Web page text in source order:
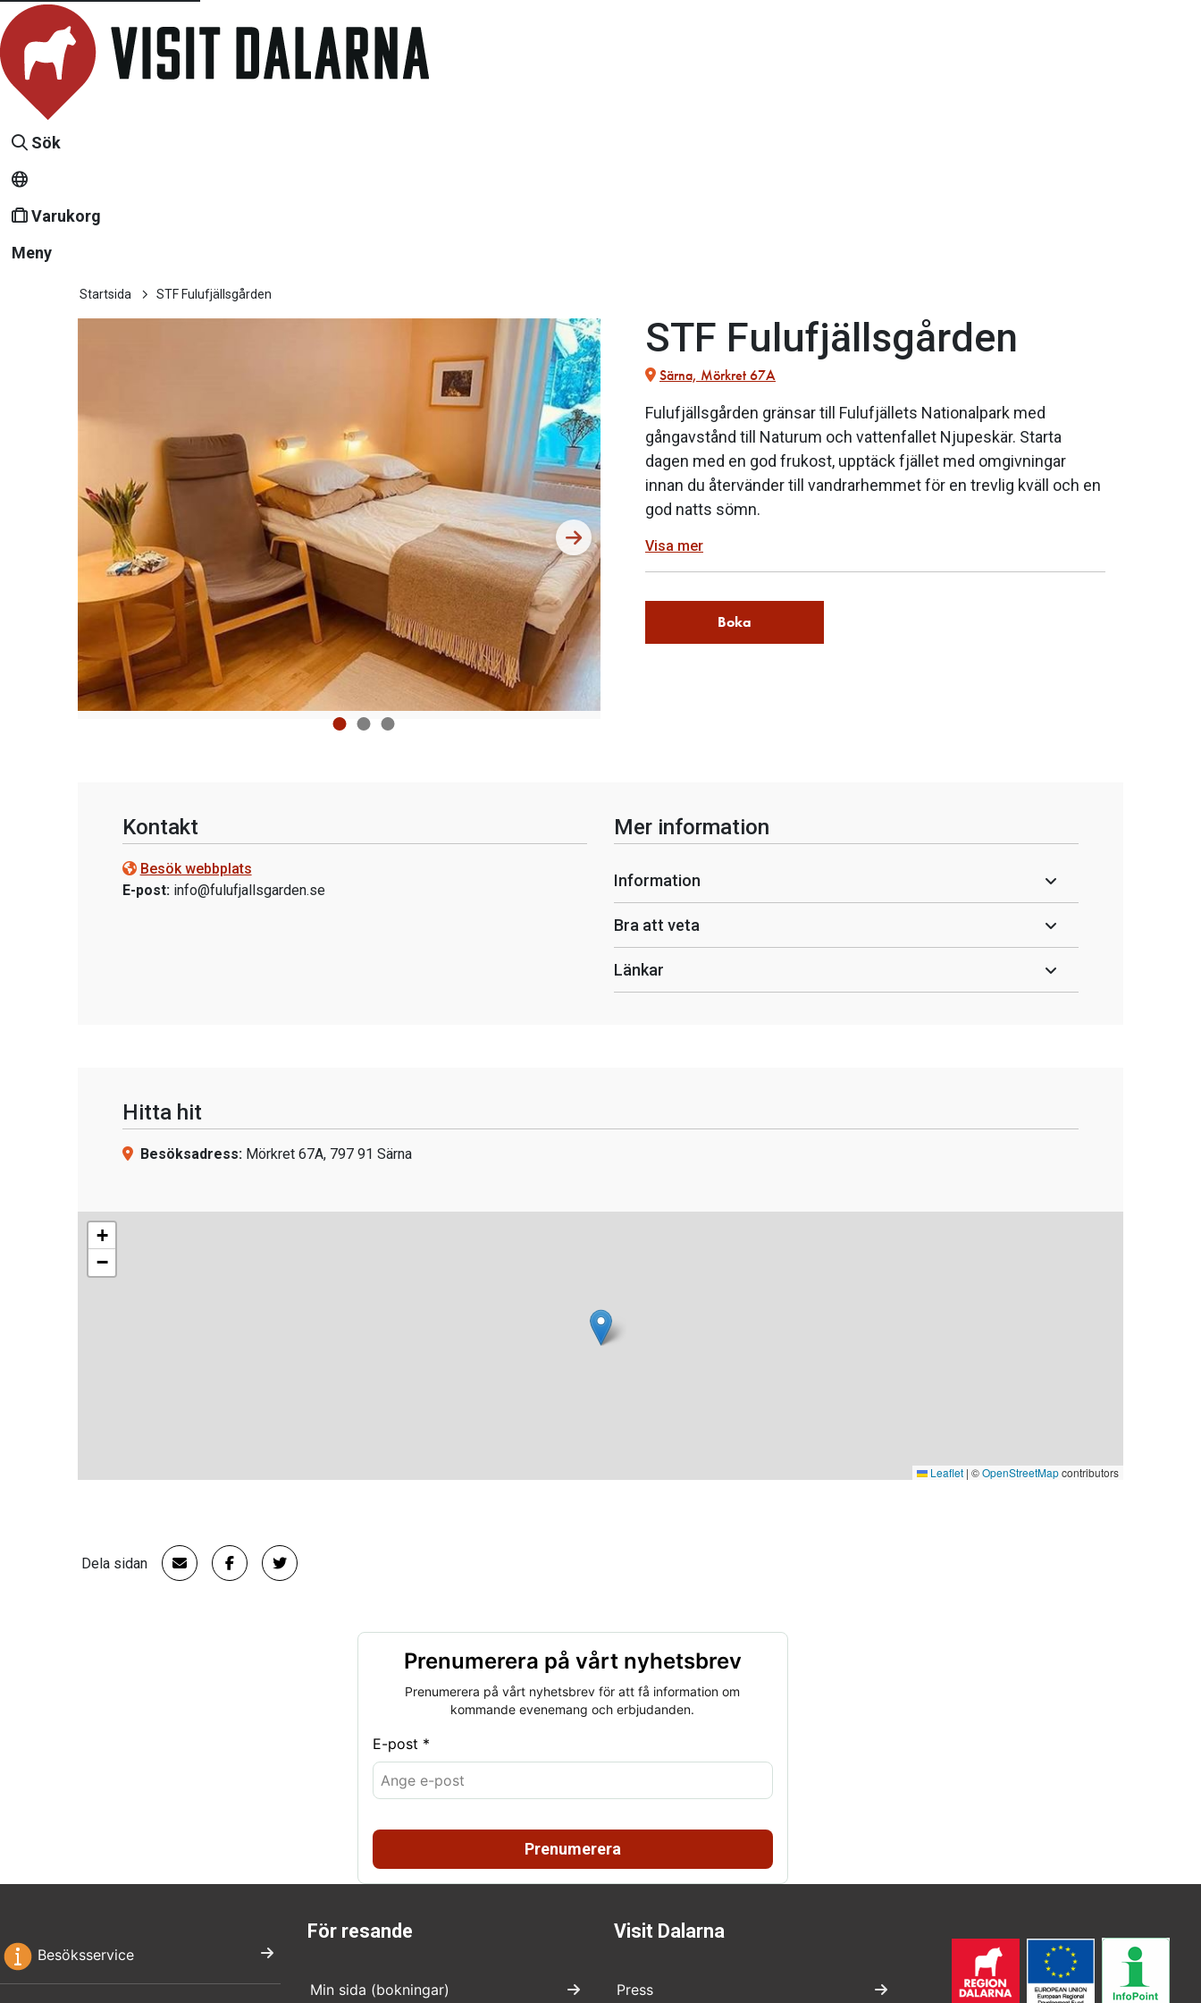
Sök
Varukorg
Meny
Startsida STF Fulufjällsgården
STF Fulufjällsgården
Särna, Mörkret 67A
Fulufjällsgården gränsar till Fulufjällets Nationalpark med
gångavstånd till Naturum och vattenfallet Njupeskär. Starta
dagen med en god frukost, upptäck fjället med omgivningar
innan du återvänder till vandrarhemmet för en trevlig kväll och en
god natts sömn.
Visa mer
Boka
Kontakt
Besök webbplats
E-post: info@fulufjallsgarden.se
Mer information
Information
Bra att veta
Länkar
Hitta hit
Besöksadress: Mörkret 67A, 797 91 Särna
+
−
Leaflet | ©OpenStreetMapcontributors
Dela sidan
Prenumerera på vårt nyhetsbrev
Prenumerera på vårt nyhetsbrev för att få information om
kommande evenemang och erbjudanden.
E-post *
Prenumerera
Besöksservice
För resande
Min sida (bokningar)
Visit Dalarna
Press